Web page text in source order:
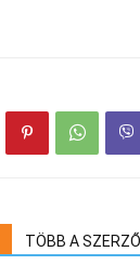
TÖBB A